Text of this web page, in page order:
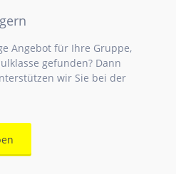
Angebot für Ihre Gruppe,
gefunden? Dann
wir Sie bei der